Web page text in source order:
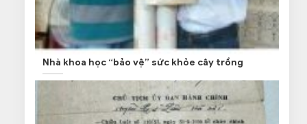
Nhà khoa học “bảo vệ” sức khỏe cây trồng